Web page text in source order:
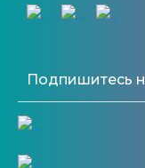
Подпишитесь